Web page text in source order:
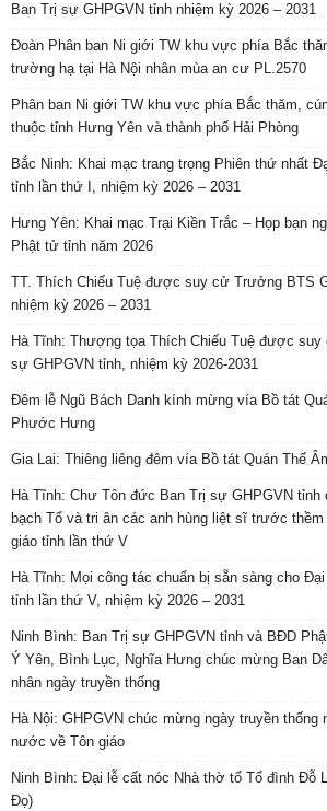
Ban Trị sự GHPGVN tỉnh nhiệm kỳ 2026 – 2031
Đoàn Phân ban Ni giới TW khu vực phía Bắc
trường hạ tại Hà Nội nhân mùa an cư PL.2570
Phân ban Ni giới TW khu vực phía Bắc thăm,
thuộc tỉnh Hưng Yên và thành phố Hải Phòng
Bắc Ninh: Khai mạc trang trọng Phiên thứ nhất
tỉnh lần thứ I, nhiệm kỳ 2026 – 2031
Hưng Yên: Khai mạc Trại Kiền Trắc – Họp bạn
Phật tử tỉnh năm 2026
TT. Thích Chiếu Tuệ được suy cử Trưởng BTS
nhiệm kỳ 2026 – 2031
Hà Tĩnh: Thượng tọa Thích Chiếu Tuệ được
sự GHPGVN tỉnh, nhiệm kỳ 2026-2031
Đêm lễ Ngũ Bách Danh kính mừng vía Bồ tát
Phước Hưng
Gia Lai: Thiêng liêng đêm vía Bồ tát Quán Thế
Hà Tĩnh: Chư Tôn đức Ban Trị sự GHPGVN tỉnh
bạch Tổ và tri ân các anh hùng liệt sĩ trước
giáo tỉnh lần thứ V
Hà Tĩnh: Mọi công tác chuẩn bị sẵn sàng cho
tỉnh lần thứ V, nhiệm kỳ 2026 – 2031
Ninh Bình: Ban Trị sự GHPGVN tỉnh và BĐD
Ý Yên, Bình Lục, Nghĩa Hưng chúc mừng Ban
nhân ngày truyền thống
Hà Nội: GHPGVN chúc mừng ngày truyền thống
nước về Tôn giáo
Ninh Bình: Đại lễ cất nóc Nhà thờ tổ Tổ đình Đỗ
Đọ)